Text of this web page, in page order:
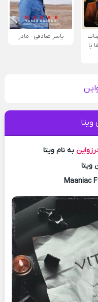
با
یاسر صادقی - مادر
ویتا
به نام ویتا
ویتا
Maaniac